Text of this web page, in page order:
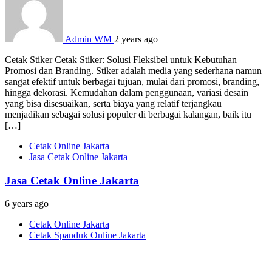
Admin WM 2 years ago
Cetak Stiker Cetak Stiker: Solusi Fleksibel untuk Kebutuhan
Promosi dan Branding. Stiker adalah media yang sederhana namun
sangat efektif untuk berbagai tujuan, mulai dari promosi, branding,
hingga dekorasi. Kemudahan dalam penggunaan, variasi desain
yang bisa disesuaikan, serta biaya yang relatif terjangkau
menjadikan sebagai solusi populer di berbagai kalangan, baik itu
[…]
Cetak Online Jakarta
Jasa Cetak Online Jakarta
Jasa Cetak Online Jakarta
6 years ago
Cetak Online Jakarta
Cetak Spanduk Online Jakarta